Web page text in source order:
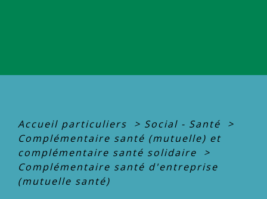
Accueil particuliers > Social - Santé
>
Complémentaire santé (mutuelle) et
complémentaire santé solidaire
>
Complémentaire santé d'entreprise
(mutuelle santé)